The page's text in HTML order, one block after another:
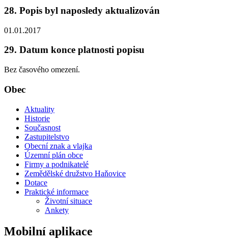
28. Popis byl naposledy aktualizován
01.01.2017
29. Datum konce platnosti popisu
Bez časového omezení.
Obec
Aktuality
Historie
Současnost
Zastupitelstvo
Obecní znak a vlajka
Územní plán obce
Firmy a podnikatelé
Zemědělské družstvo Haňovice
Dotace
Praktické informace
Životní situace
Ankety
Mobilní aplikace